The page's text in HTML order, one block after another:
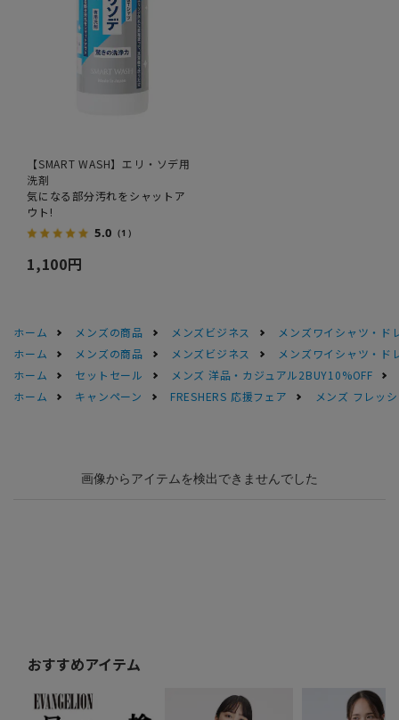
【SMART WASH】エリ・ソデ用
洗剤
気になる部分汚れをシャットア
ウト!
5.0 （1）
1,100円
ホーム メンズの商品 メンズビジネス
メンズワイシャツ・ド
ホーム
メンズの商品 メンズビジネス
メンズワイシャツ・ド
ホーム
セットセール
メンズ 洋品・カジュアル2BUY10%OFF
ホーム
キャンペーン FRESHERS 応援フェア メンズ フレッ